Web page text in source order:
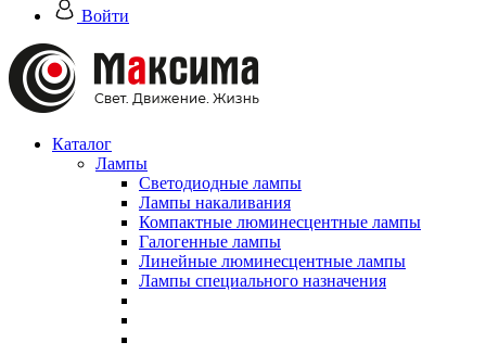
Войти
Каталог
Лампы
Светодиодные лампы
Лампы накаливания
Компактные люминесцентные лампы
Галогенные лампы
Линейные люминесцентные лампы
Лампы специального назначения